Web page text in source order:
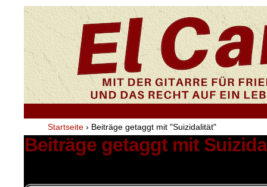
Startseite › Beiträge getaggt mit "Suizidalität"
Beiträge getaggt mit